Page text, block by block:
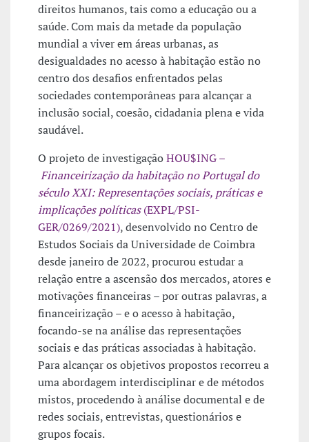
direitos humanos, tais como a educação ou a
saúde. Com mais da metade da população
mundial a viver em áreas urbanas, as
desigualdades no acesso à habitação estão no
centro dos desafios enfrentados pelas
sociedades contemporâneas para alcançar a
inclusão social, coesão, cidadania plena e vida
saudável.
O projeto de investigaçãoHOU$ING –
Financeirização da habitação no Portugal do
século XXI: Representações sociais, práticas e
implicações políticas(EXPL/PSI-
GER/0269/2021), desenvolvido no Centro de
Estudos Sociais da Universidade de Coimbra
desde janeiro de 2022, procurou estudar a
relação entre a ascensão dos mercados, atores e
motivações financeiras – por outras palavras, a
financeirização – e o acesso à habitação,
focando-se na análise das representações
sociais e das práticas associadas à habitação.
Para alcançar os objetivos propostos recorreu a
uma abordagem interdisciplinar e de métodos
mistos, procedendo à análise documental e de
redes sociais, entrevistas, questionários e
grupos focais.